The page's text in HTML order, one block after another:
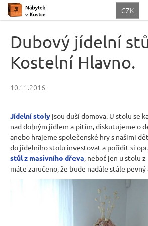
Přejít
CZK
Dubový jídelní
Kostelní Hlavno.
10.11.2016
Jídelní stoly jsou duší domova. U stolu se
nad dobrým jídlem a pitím, diskutujeme o
anebo hrajeme společenské hry s našimi
do jídelního stolu investovat a pořídit si
stůl z masivního dřeva, neboť jen u stolu
máte zaručeno, že bude nadále stále
o
C
o
p
t
ř
e
b
u